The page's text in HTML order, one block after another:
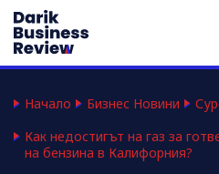
Начало Бизнес Новини
Как недостигът на газ за
на бензина в Калифорния?